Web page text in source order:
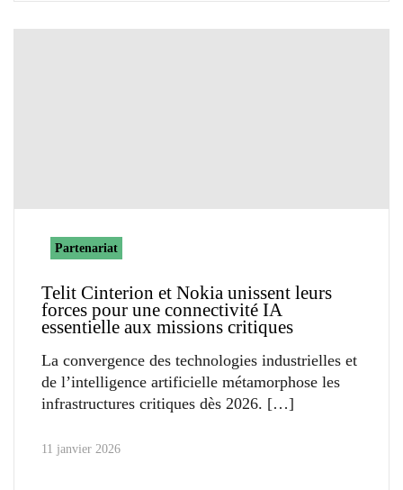
Partenariat
Telit Cinterion et Nokia unissent leurs
forces pour une connectivité IA
essentielle aux missions critiques
La convergence des technologies industrielles et
de l’intelligence artificielle métamorphose les
infrastructures critiques dès 2026.
11 janvier 2026